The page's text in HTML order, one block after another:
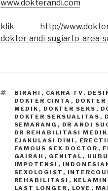
www.dokterandi.com
klik http://
dokter-andi-sugiarto-area-
TAGS
BIRAHI , CAKRA TV ,
DOKTER CINTA ,
MEDIK , DOKTER SEKS ,
DOKTER SEKSUALITAS ,
SEMARANG , DR ANDI
DR REHABILITASI MEDIK
EJAKULASI DINI ,
FAMOUS SEX DOCTOR ,
GAIRAH , GENITAL ,
IMPOTENSI ,
SEXOLOGIST ,
REHABILITASI , KELAMIN
LAST LONGER , LOVE ,